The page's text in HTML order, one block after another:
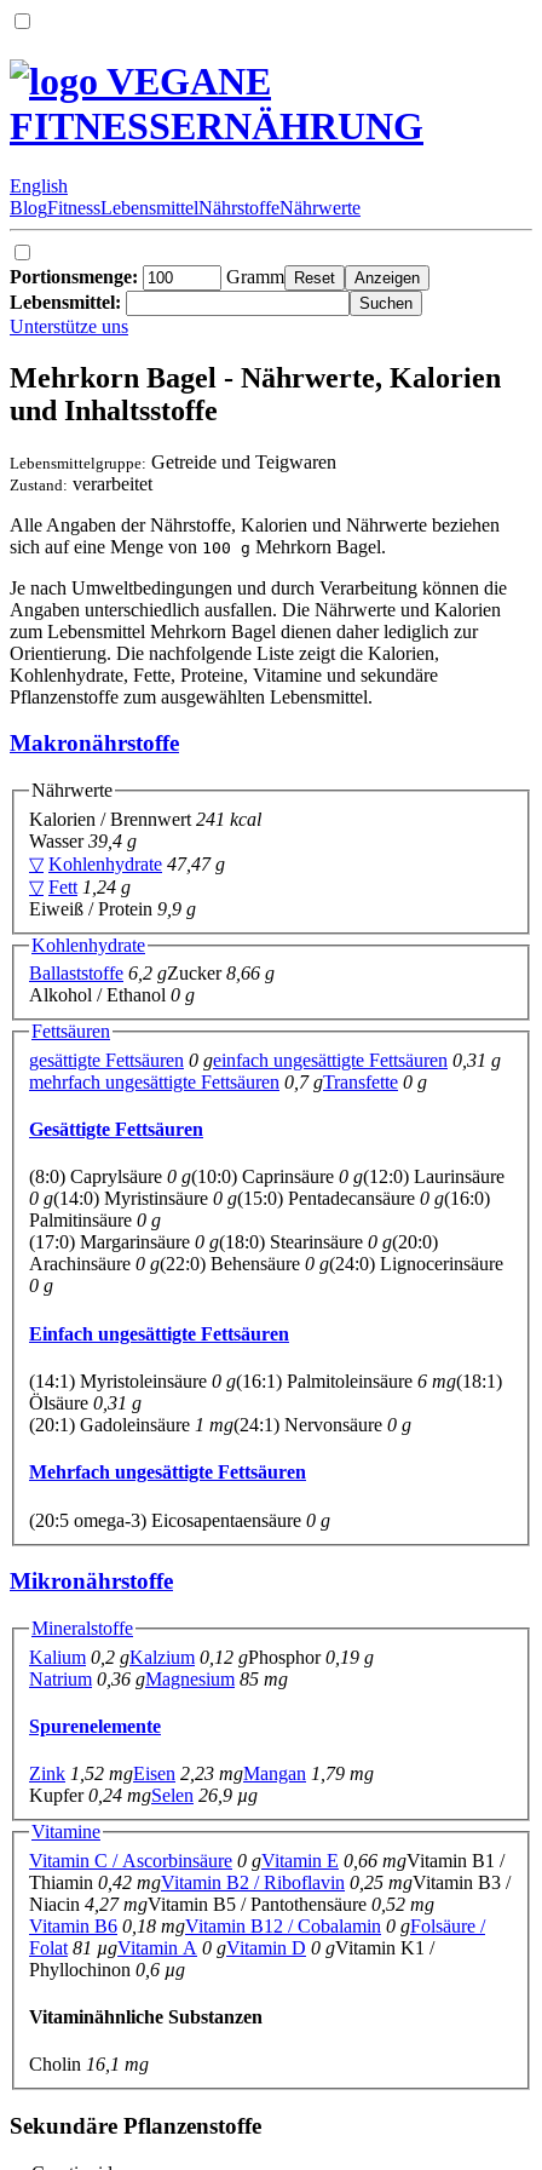
VEGANE
FITNESSERNÄHRUNG
English
BlogFitnessLebensmittelNährstoffeNährwerte
Portionsmenge:
Gramm
Lebensmittel:
Unterstütze uns
Mehrkorn Bagel - Nährwerte, Kalorien
und Inhaltsstoffe
Lebensmittelgruppe: Getreide und Teigwaren
Zustand: verarbeitet
Alle Angaben der Nährstoffe, Kalorien und Nährwerte beziehen
sich auf eine Menge von 100 g Mehrkorn Bagel.
Je nach Umweltbedingungen und durch Verarbeitung können die
Angaben unterschiedlich ausfallen. Die Nährwerte und Kalorien
zum Lebensmittel Mehrkorn Bagel dienen daher lediglich zur
Orientierung. Die nachfolgende Liste zeigt die Kalorien,
Kohlenhydrate, Fette, Proteine, Vitamine und sekundäre
Pflanzenstoffe zum ausgewählten Lebensmittel.
Makronährstoffe
Nährwerte
Kalorien / Brennwert 241 kcal
Wasser39,4 g
▽ Kohlenhydrate 47,47 g
▽ Fett 1,24 g
Eiweiß / Protein 9,9 g
Kohlenhydrate
Ballaststoffe 6,2 gZucker8,66 g
Alkohol / Ethanol 0 g
Fettsäuren
gesättigte Fettsäuren 0 geinfach ungesättigte Fettsäuren 0,31 g
mehrfach ungesättigte Fettsäuren 0,7 gTransfette 0 g
Gesättigte Fettsäuren
(8:0) Caprylsäure 0 g(10:0) Caprinsäure 0 g(12:0) Laurinsäure
0 g(14:0) Myristinsäure 0 g(15:0) Pentadecansäure 0 g(16:0)
Palmitinsäure 0 g
(17:0) Margarinsäure 0 g(18:0) Stearinsäure 0 g(20:0)
Arachinsäure 0 g(22:0) Behensäure 0 g(24:0) Lignocerinsäure
0 g
Einfach ungesättigte Fettsäuren
(14:1) Myristoleinsäure 0 g(16:1) Palmitoleinsäure 6 mg(18:1)
Ölsäure 0,31 g
(20:1) Gadoleinsäure 1 mg(24:1) Nervonsäure 0 g
Mehrfach ungesättigte Fettsäuren
(20:5 omega-3) Eicosapentaensäure 0 g
Mikronährstoffe
Mineralstoffe
Kalium 0,2 gKalzium 0,12 gPhosphor0,19 g
Natrium 0,36 gMagnesium 85 mg
Spurenelemente
Zink 1,52 mgEisen 2,23 mgMangan 1,79 mg
Kupfer0,24 mgSelen 26,9 µg
Vitamine
Vitamin C / Ascorbinsäure 0 gVitamin E 0,66 mgVitamin B1 /
Thiamin 0,42 mgVitamin B2 / Riboflavin 0,25 mgVitamin B3 /
Niacin 4,27 mgVitamin B5 / Pantothensäure 0,52 mg
Vitamin B6 0,18 mgVitamin B12 / Cobalamin 0 gFolsäure /
Folat 81 µgVitamin A 0 gVitamin D 0 gVitamin K1 /
Phyllochinon 0,6 µg
Vitaminähnliche Substanzen
Cholin 16,1 mg
Sekundäre Pflanzenstoffe